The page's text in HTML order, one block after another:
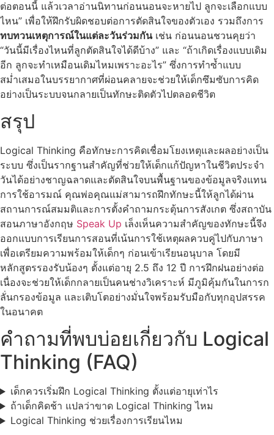
ต่อตอนนี้ แล้วเวลาอ่านนิทานก่อนนอนจะหายไป ลูกจะเลือกแบบ
ไหน” เพื่อให้ฝึกรับผิดชอบต่อการตัดสินใจของตัวเอง รวมถึงการ
ทบทวนเหตุการณ์ในแต่ละวันร่วมกันเช่น ก่อนนอนชวนคุยว่า
“วันนี้มีเรื่องไหนที่ลูกตัดสินใจได้ดีบ้าง” และ “ถ้าเกิดเรื่องแบบเดิม
อีก ลูกจะทำเหมือนเดิมไหมเพราะอะไร” ซึ่งการทำซ้ำแบบ
สม่ำเสมอในบรรยากาศที่ผ่อนคลายจะช่วยให้เด็กซึมซับการคิด
อย่างเป็นระบบจนกลายเป็นทักษะติดตัวไปตลอดชีวิต
สรุป
Logical Thinking คือทักษะการคิดเชื่อมโยงเหตุและผลอย่างเป็น
ระบบ ซึ่งเป็นรากฐานสำคัญที่ช่วยให้เด็กแก้ปัญหาในชีวิตประจำ
วันได้อย่างชาญฉลาดและตัดสินใจบนพื้นฐานของข้อมูลจริงแทน
การใช้อารมณ์ คุณพ่อคุณแม่สามารถฝึกทักษะนี้ให้ลูกได้ผ่าน
สถานการณ์สมมติและการตั้งคำถามกระตุ้นการสังเกต ซึ่งสถาบัน
สอนภาษาอังกฤษ Speak Up เล็งเห็นความสำคัญของทักษะนี้จึง
ออกแบบการเรียนการสอนที่เน้นการใช้เหตุผลควบคู่ไปกับภาษา
เพื่อเตรียมความพร้อมให้เด็กๆ ก่อนเข้าเรียนอนุบาล โดยมี
หลักสูตรรองรับน้องๆ ตั้งแต่อายุ 2.5 ถึง 12 ปี การฝึกฝนอย่างต่อ
เนื่องจะช่วยให้เด็กกลายเป็นคนช่างวิเคราะห์ มีภูมิคุ้มกันในการก
ลั่นกรองข้อมูล และเติบโตอย่างมั่นใจพร้อมรับมือกับทุกอุปสรรค
ในอนาคต
คำถามที่พบบ่อยเกี่ยวกับ Logical
Thinking (FAQ)
เด็กควรเริ่มฝึก Logical Thinking ตั้งแต่อายุเท่าไร
ถ้าเด็กคิดช้า แปลว่าขาด Logical Thinking ไหม
Logical Thinking ช่วยเรื่องการเรียนไหม